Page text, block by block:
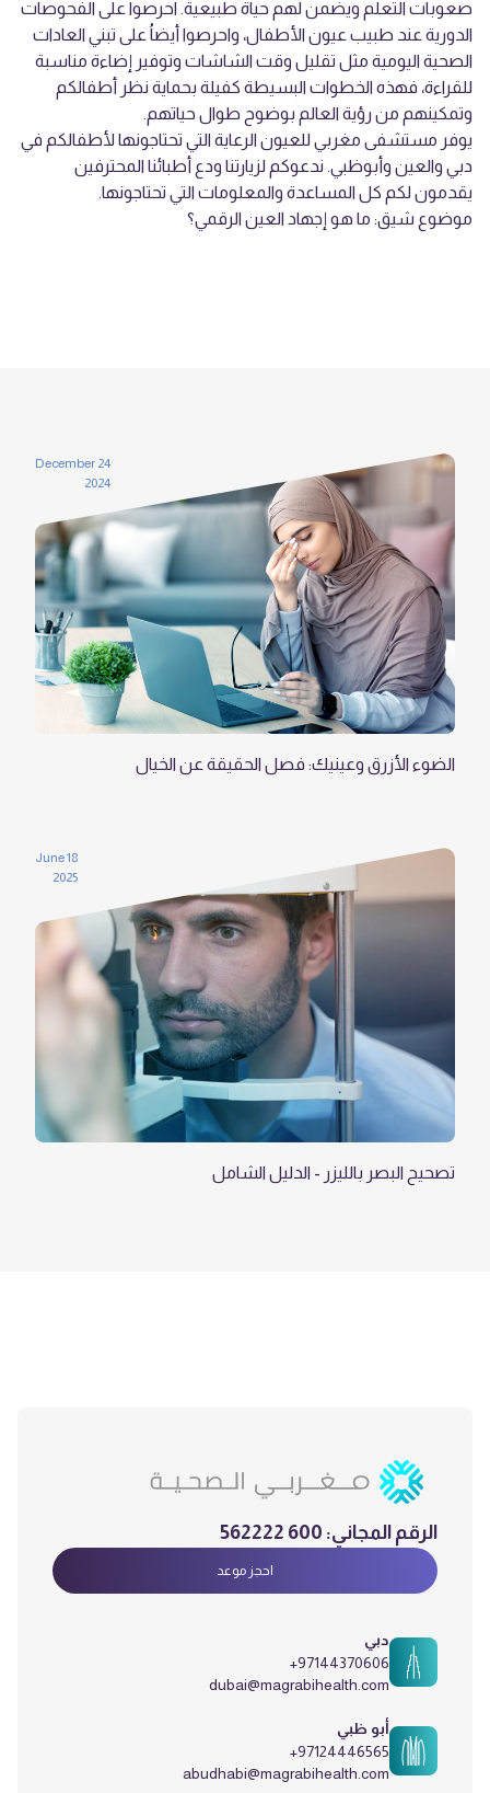
صعوبات التعلم ويضمن لهم حياة طبيعية. احرصوا على الفحوصات
الدورية عند طبيب عيون الأطفال، واحرصوا أيضاُ على تبني العادات
الصحية اليومية مثل تقليل وقت الشاشات وتوفير إضاءة مناسبة
للقراءة، فهذه الخطوات البسيطة كفيلة بحماية نظر أطفالكم
وتمكينهم من رؤية العالم بوضوح طوال حياتهم.
يوفر مستشفى مغربي للعيون الرعاية التي تحتاجونها لأطفالكم في
دبي والعين وأبوظبي. ندعوكم لزيارتنا ودع أطبائنا المحترفين
يقدمون لكم كل المساعدة والمعلومات التي تحتاجونها.
موضوع شيق: ما هو إجهاد العين الرقمي؟
24 December
2024
الضوء الأزرق وعينيك: فصل الحقيقة عن الخيال
18 June
2025
تصحيح البصر بالليزر - الدليل الشامل
الرقم المجاني: 600 562222
احجز موعد
دبي
+97144370606
dubai@magrabihealth.com
أبو ظبي
+97124446565
abudhabi@magrabihealth.com